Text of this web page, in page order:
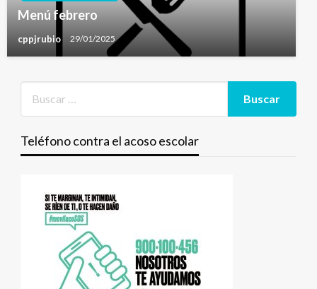
Menú febrero
cppjrubio 29/01/2025
Teléfono contra el acoso escolar